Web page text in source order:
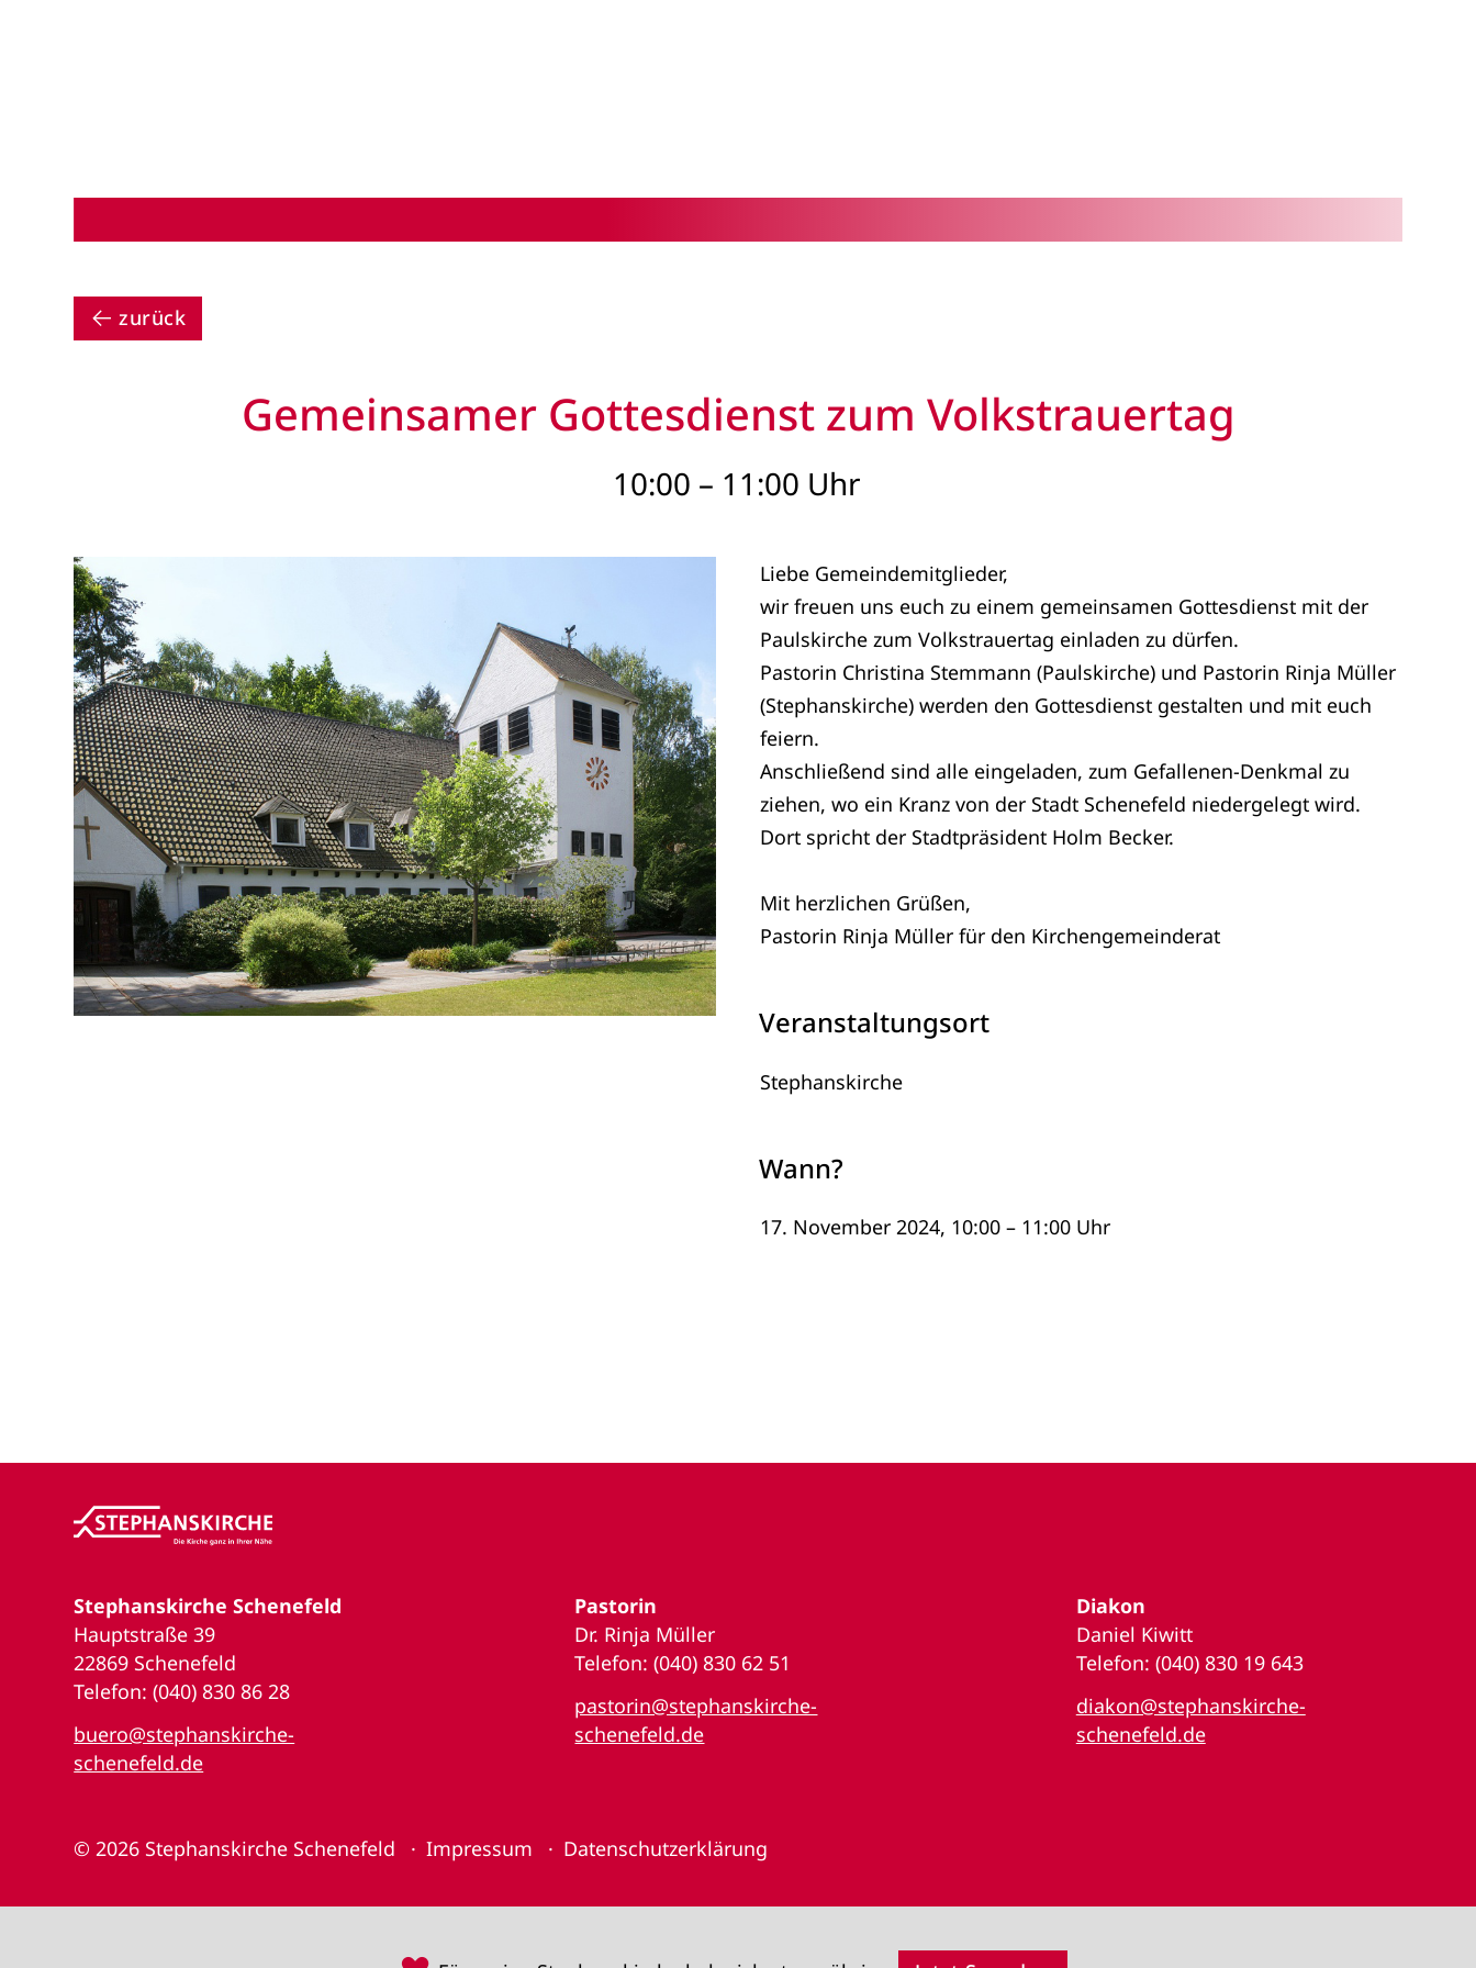
zurück
Gemeinsamer Gottesdienst zum Volkstrauertag
10:00 – 11:00 Uhr
Liebe Gemeindemitglieder,
wir freuen uns euch zu einem gemeinsamen Gottesdienst mit der
Paulskirche zum Volkstrauertag einladen zu dürfen.
Pastorin Christina Stemmann (Paulskirche) und Pastorin Rinja Müller
(Stephanskirche) werden den Gottesdienst gestalten und mit euch
feiern.
Anschließend sind alle eingeladen, zum Gefallenen-Denkmal zu
ziehen, wo ein Kranz von der Stadt Schenefeld niedergelegt wird.
Dort spricht der Stadtpräsident Holm Becker.
Mit herzlichen Grüßen,
Pastorin Rinja Müller für den Kirchengemeinderat
Veranstaltungsort
Stephanskirche
Wann?
17. November 2024, 10:00 – 11:00 Uhr
Stephanskirche Schenefeld
Hauptstraße 39
22869 Schenefeld
Telefon: (040) 830 86 28
buero@stephanskirche-
schenefeld.de
Pastorin
Dr. Rinja Müller
Telefon: (040) 830 62 51
pastorin@stephanskirche-
schenefeld.de
Diakon
Daniel Kiwitt
Telefon: (040) 830 19 643
diakon@stephanskirche-
schenefeld.de
© 2026 Stephanskirche Schenefeld Impressum Datenschutzerklärung